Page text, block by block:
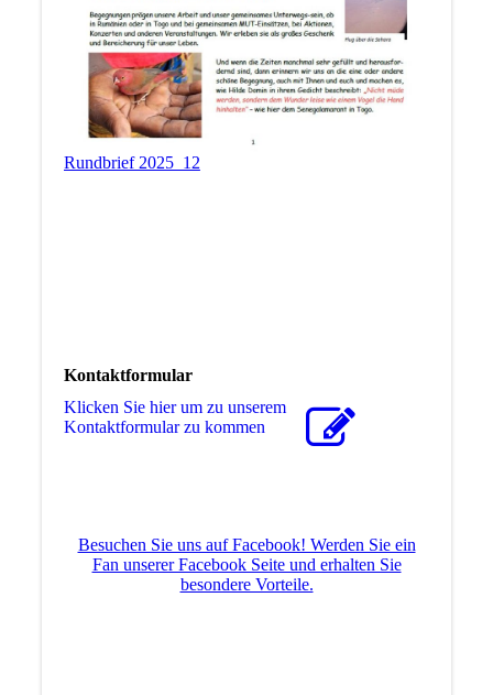
Rundbrief 2025_12
Kontaktformular
Klicken Sie hier um zu unserem
Kon­takt­for­mu­lar zu kommen
Besuchen Sie uns auf Facebook! Werden Sie ein
Fan unserer Facebook Seite und erhalten Sie
besondere Vorteile.